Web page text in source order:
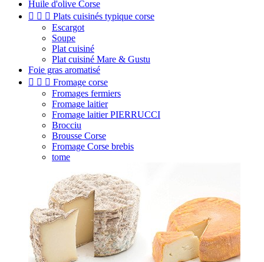
Huile d'olive Corse
   Plats cuisinés typique corse
Escargot
Soupe
Plat cuisiné
Plat cuisiné Mare & Gustu
Foie gras aromatisé
   Fromage corse
Fromages fermiers
Fromage laitier
Fromage laitier PIERRUCCI
Brocciu
Brousse Corse
Fromage Corse brebis
tome